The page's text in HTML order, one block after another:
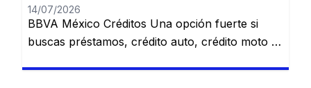
14/07/2026
BBVA México Créditos Una opción fuerte si
buscas préstamos, crédito auto, crédito moto o